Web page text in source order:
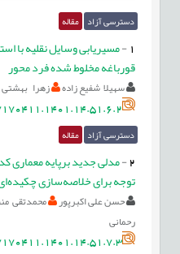
دسترسی آزاد مقاله
-مسیریابی وسایل نقلیه با
قورباغه مخلوط شده فرد محور
سهیلا شفیع زاده زهرا بهشتی
دسترسی آزاد مقاله
2
-مدلی جدید برپایه معماری
توجه برای خلاصه‌سازی
حسن علی اکبرپور محمدتقی
رحمانی